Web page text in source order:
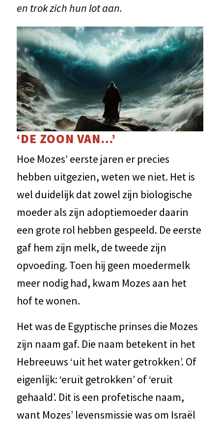
en trok zich hun lot aan.
‘DE ZOON VAN…’
Hoe Mozes’ eerste jaren er precies
hebben uitgezien, weten we niet. Het is
wel duidelijk dat zowel zijn biologische
moeder als zijn adoptiemoeder daarin
een grote rol hebben gespeeld. De eerste
gaf hem zijn melk, de tweede zijn
opvoeding. Toen hij geen moedermelk
meer nodig had, kwam Mozes aan het
hof te wonen.
Het was de Egyptische prinses die Mozes
zijn naam gaf. Die naam betekent in het
Hebreeuws ‘uit het water getrokken’. Of
eigenlijk: ‘eruit getrokken’ of ‘eruit
gehaald’. Dit is een profetische naam,
want Mozes’ levensmissie was om Israël